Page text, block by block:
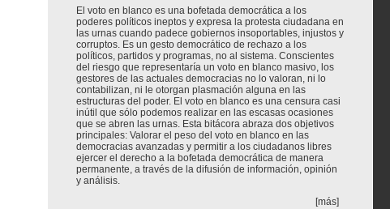
El voto en blanco es una bofetada democrática a los
poderes políticos ineptos y expresa la protesta ciudadana en
las urnas cuando padece gobiernos insoportables, injustos y
corruptos. Es un gesto democrático de rechazo a los
políticos, partidos y programas, no al sistema. Conscientes
del riesgo que representaría un voto en blanco masivo, los
gestores de las actuales democracias no lo valoran, ni lo
contabilizan, ni le otorgan plasmación alguna en las
estructuras del poder. El voto en blanco es una censura casi
inútil que sólo podemos realizar en las escasas ocasiones
que se abren las urnas. Esta bitácora abraza dos objetivos
principales: Valorar el peso del voto en blanco en las
democracias avanzadas y permitir a los ciudadanos libres
ejercer el derecho a la bofetada democrática de manera
permanente, a través de la difusión de información, opinión
y análisis.
[más]